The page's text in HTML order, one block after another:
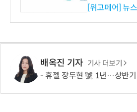
시엄 선정
[위고페어] 뉴
배옥진 기자 기사 더보기
휴젤 장두현 號 1년…상반기 최대 실적